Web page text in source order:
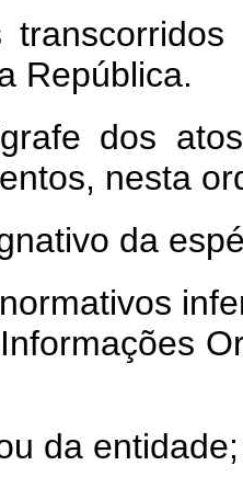
República.
dos
nesta
da
da entidade;